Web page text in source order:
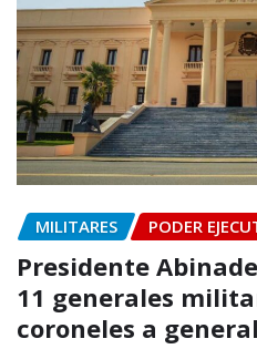
MILITARES PODER
Presidente
11 generales
coroneles a